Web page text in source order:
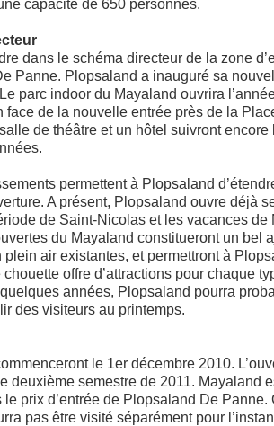
capacité de 650 personnes.
dans le schéma directeur de la zone
Panne. Plopsaland a inauguré sa
parc indoor du Mayaland ouvrira
face de la nouvelle entrée près de la
de théâtre et un hôtel suivront encore
permettent à Plopsaland
A présent, Plopsaland ouvre déjà
de Saint-Nicolas et les vacances de
du Mayaland constitueront un bel
plein air existantes, et permettront à
offre d’attractions pour chaque
années, Plopsaland pourra
des visiteurs au printemps.
le 1er décembre 2010.
deuxième semestre de 2011. Mayaland
le prix d’entrée de Plopsaland De Panne.
pas être visité séparément pour